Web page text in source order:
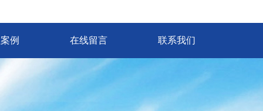
例 在线留言 联系我们